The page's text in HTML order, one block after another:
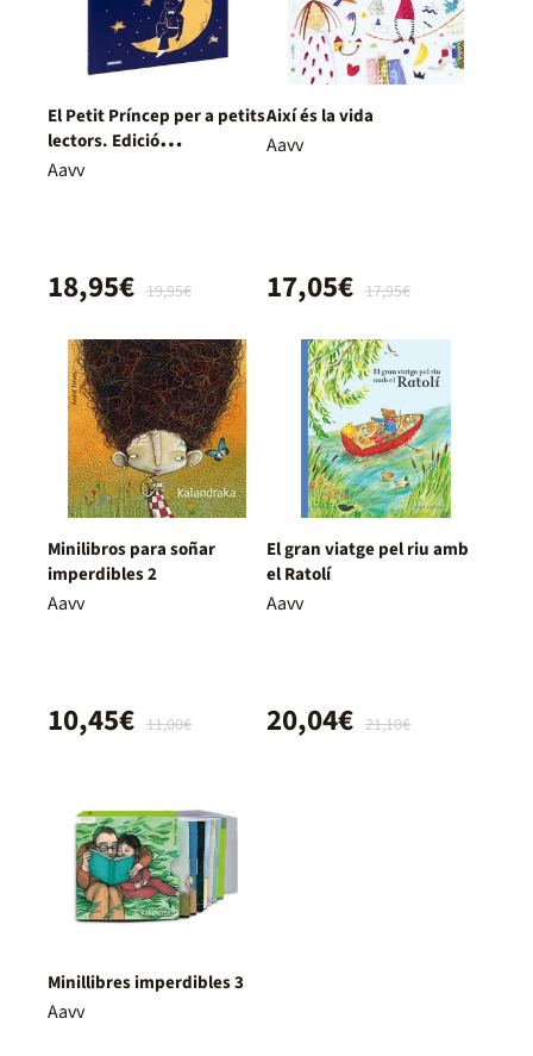
El Petit Príncep per a petits
lectors. Edició
col·leccionista
Aavv
19,95€
18,95€
Així és la vida
Aavv
17,95€
17,05€
Minilibros para soñar
imperdibles 2
Aavv
11,00€
10,45€
El gran viatge pel riu amb
el Ratolí
Aavv
21,10€
20,04€
Minillibres imperdibles 3
Aavv